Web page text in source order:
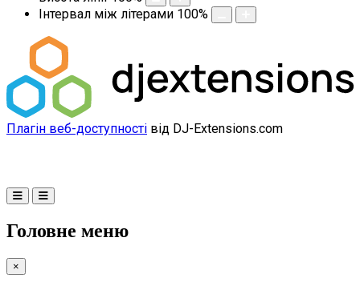
Інтервал між літерами 100%
Плагін веб-доступності від DJ-Extensions.com
Головне меню
×